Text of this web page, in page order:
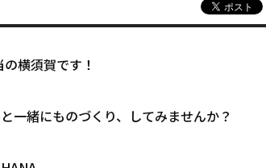
横須賀です！
一緒にものづくり、してみませんか？